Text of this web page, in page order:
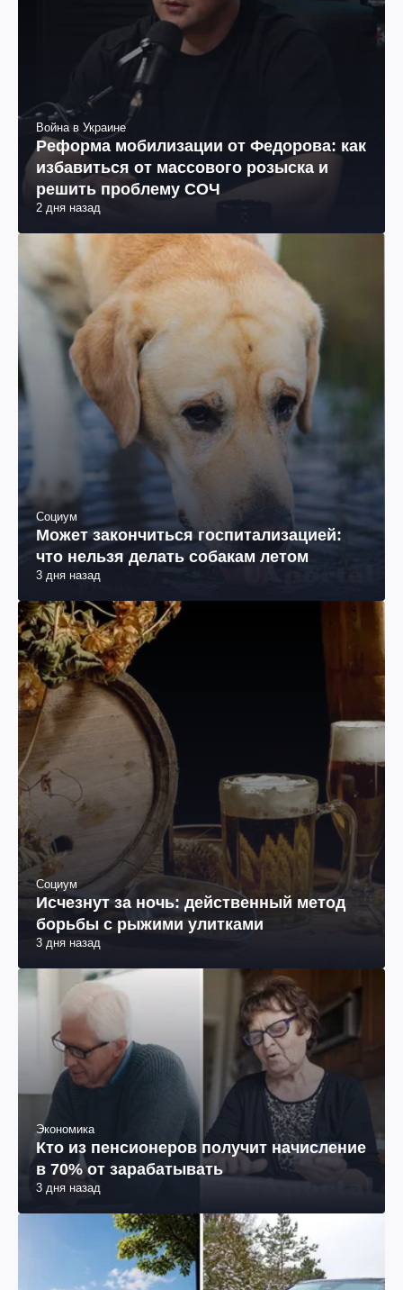
Война в Украине
Реформа мобилизации от Федорова: как
избавиться от массового розыска и
решить проблему СОЧ
2 дня назад
Социум
Может закончиться госпитализацией:
что нельзя делать собакам летом
3 дня назад
Социум
Исчезнут за ночь: действенный метод
борьбы с рыжими улитками
3 дня назад
Экономика
Кто из пенсионеров получит начисление
в 70% от зарабатывать
3 дня назад